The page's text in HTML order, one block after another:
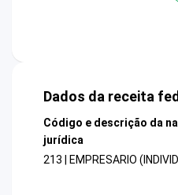
Dados da receita
Código e descrição da
jurídica
213 | EMPRESARIO